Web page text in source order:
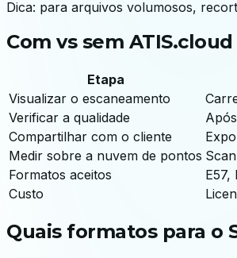
Dica: para arquivos volumosos,
Com vs sem ATIS.cloud
Etapa
Visualizar o escaneamento
Verificar a qualidade
Compartilhar com o cliente
Medir sobre a nuvem de pontos
Formatos aceitos
E57,
Custo
Quais formatos para o